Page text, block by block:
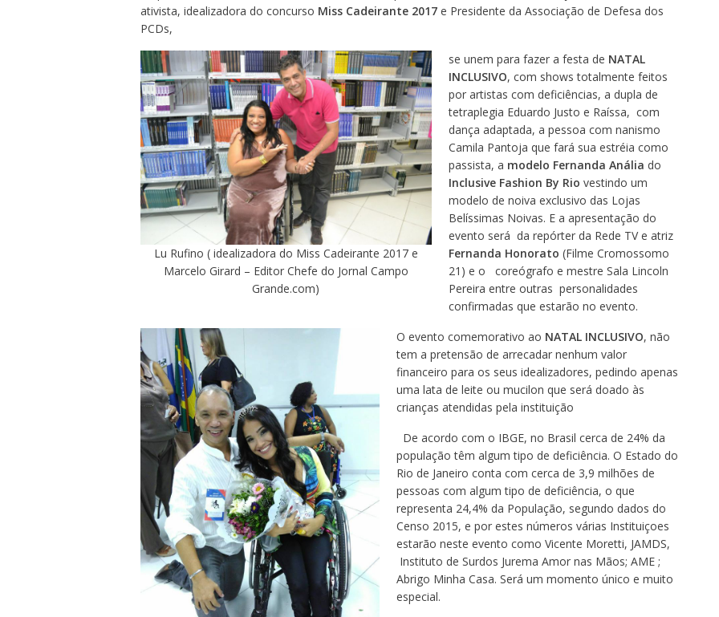
ativista, idealizadora do concurso Miss Cadeirante 2017e Presidente da Associação de Defesa dos
PCDs,
Lu Rufino ( idealizadora do Miss Cadeirante 2017 e
Marcelo Girard – Editor Chefe do Jornal Campo
Grande.com)
se unem para fazer a festa de NATAL
INCLUSIVO, com shows totalmente feitos
por artistas com deficiências, a dupla de
tetraplegia Eduardo Justo e Raíssa, com
dança adaptada, a pessoa com nanismo
Camila Pantoja que fará sua estréia como
passista, a modelo Fernanda Anália do
Inclusive Fashion By Rio vestindo um
modelo de noiva exclusivo das Lojas
Belíssimas Noivas. E a apresentação do
evento será da repórter da Rede TV e atriz
Fernanda Honorato (Filme Cromossomo
21) e o coreógrafo e mestre Sala Lincoln
Pereira entre outras personalidades
confirmadas que estarão no evento.
O evento comemorativo ao NATAL INCLUSIVO, não
tem a pretensão de arrecadar nenhum valor
financeiro para os seus idealizadores, pedindo apenas
uma lata de leite ou mucilon que será doado às
crianças atendidas pela instituição
De acordo com o IBGE, no Brasil cerca de 24% da
população têm algum tipo de deficiência. O Estado do
Rio de Janeiro conta com cerca de 3,9 milhões de
pessoas com algum tipo de deficiência, o que
representa 24,4% da População, segundo dados do
Censo 2015, e por estes números várias Instituiçoes
estarão neste evento como Vicente Moretti, JAMDS,
Instituto de Surdos Jurema Amor nas Mãos; AME ;
Abrigo Minha Casa. Será um momento único e muito
especial.